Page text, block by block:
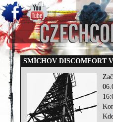
SMÍCHOV DISCOMFORT